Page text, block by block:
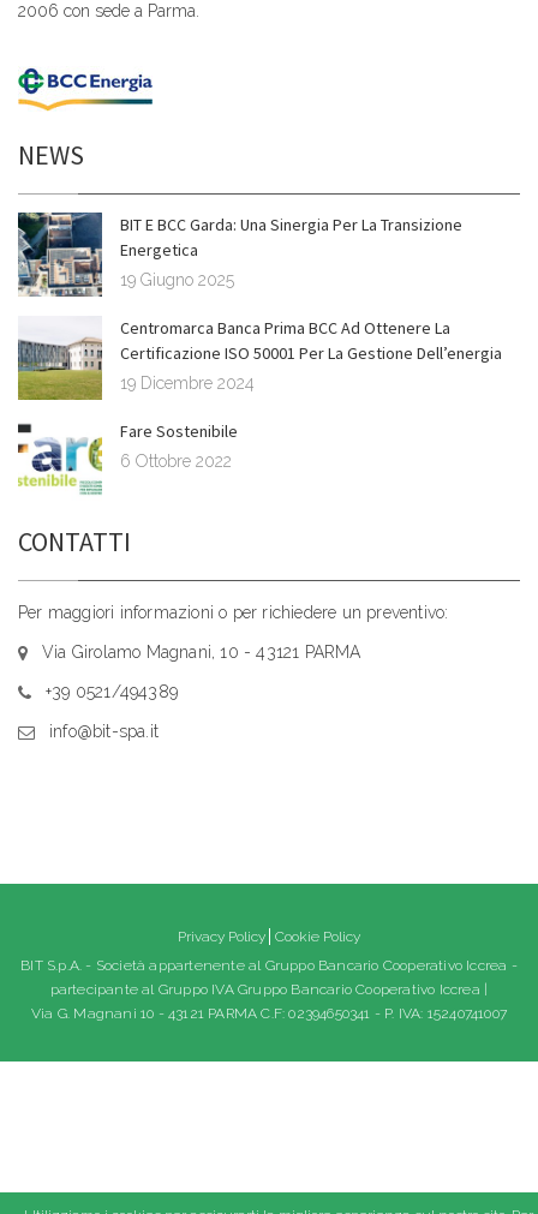
2006 con sede a Parma.
NEWS
BIT E BCC Garda: Una Sinergia Per La Transizione
Energetica
19 Giugno 2025
Centromarca Banca Prima BCC Ad Ottenere La
Certificazione ISO 50001 Per La Gestione Dell’energia
19 Dicembre 2024
Fare Sostenibile
6 Ottobre 2022
CONTATTI
Per maggiori informazioni o per richiedere un preventivo:
Via Girolamo Magnani, 10 - 43121 PARMA
+39 0521/494389
info@bit-spa.it
Privacy Policy Cookie Policy
BIT S.p.A. - Società appartenente al Gruppo Bancario Cooperativo Iccrea -
partecipante al Gruppo IVA Gruppo Bancario Cooperativo Iccrea |
Via G. Magnani 10 - 43121 PARMA C.F: 02394650341 - P. IVA: 15240741007